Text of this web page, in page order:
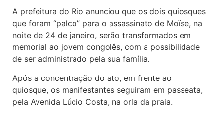
A prefeitura do Rio anunciou que os dois quiosques
que foram “palco” para o assassinato de Moïse, na
noite de 24 de janeiro, serão transformados em
memorial ao jovem congolês, com a possibilidade
de ser administrado pela sua família.
Após a concentração do ato, em frente ao
quiosque, os manifestantes seguiram em passeata,
pela Avenida Lúcio Costa, na orla da praia.